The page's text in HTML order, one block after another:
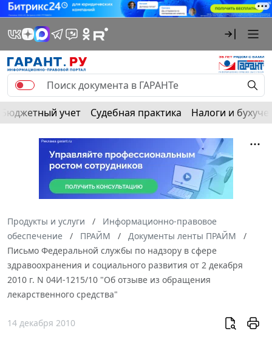
Бюджетный учет Судебная практика Налоги и
Продукты и услуги
Информационно-правовое
обеспечение
ПРАЙМ
Документы ленты ПРАЙМ
Письмо Федеральной службы по надзору в сфере
здравоохранения и социального развития от 2 декабря
2010 г. N 04И-1215/10 "Об отзыве из обращения
лекарственного средства"
14 декабря 2010